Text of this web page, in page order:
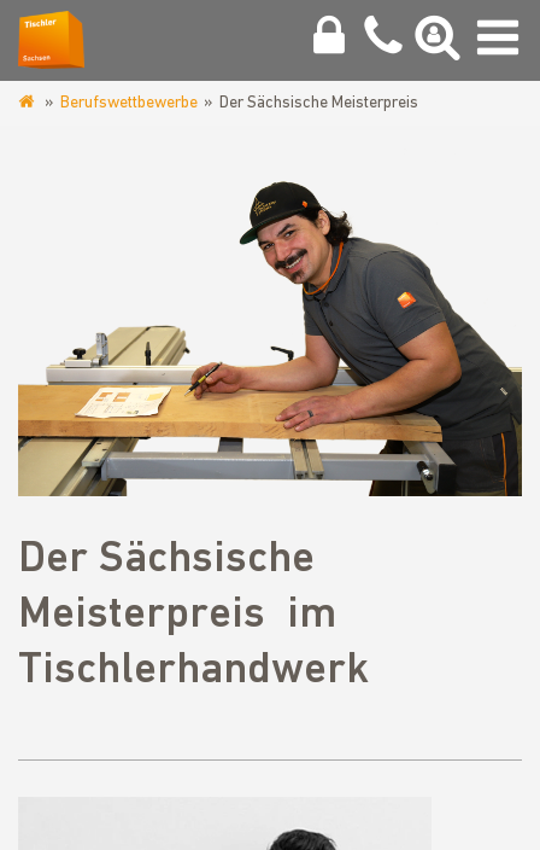
Berufswettbewerbe Der Sächsische Meisterpreis
Der Sächsische
Meisterpreis im
Tischlerhandwerk